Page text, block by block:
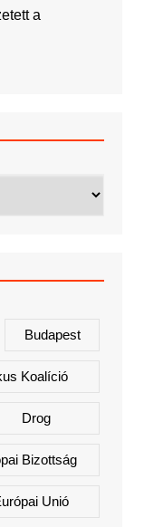
a
Budapest
Koalíció
Drog
Bizottság
Unió